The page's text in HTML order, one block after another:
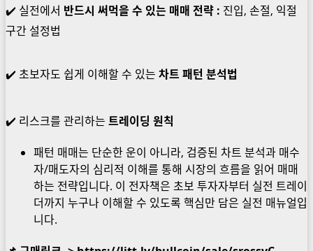
✔️ 실전에서 반드시 써먹을 수 있는 매매 전략 : 진입, 손절, 익절
구간 설정법
✔️ 초보자도 쉽게 이해할 수 있는 차트 패턴 분석법
✔️ 리스크를 관리하는 트레이딩 원칙
패턴 매매는 단순한 운이 아니라, 검증된 차트 분석과 매수
자/매도자의 심리적 이해를 통해 시장의 흐름을 읽어 매매
하는 전략입니다. 이 전자책은 초보 투자자부터 실전 트레이
더까지 누구나 이해할 수 있도록 핵심만 담은 실전 매뉴얼입
니다.